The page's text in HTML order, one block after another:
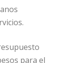
para el